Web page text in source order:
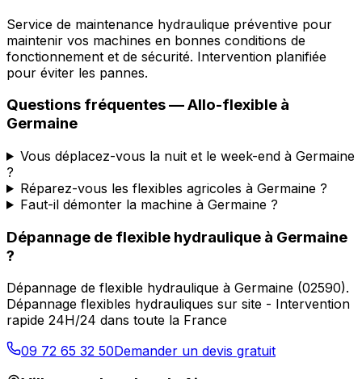
Service de maintenance hydraulique préventive pour
maintenir vos machines en bonnes conditions de
fonctionnement et de sécurité. Intervention planifiée
pour éviter les pannes.
Questions fréquentes —Allo-flexible à
Germaine
Vous déplacez-vous la nuit et le week-end à Germaine
?
Réparez-vous les flexibles agricoles à Germaine ?
Faut-il démonter la machine à Germaine ?
Dépannage de flexible hydraulique à Germaine
?
Dépannage de flexible hydraulique à Germaine (02590).
Dépannage flexibles hydrauliques sur site - Intervention
rapide 24H/24 dans toute la France
09 72 65 32 50Demander un devis gratuit